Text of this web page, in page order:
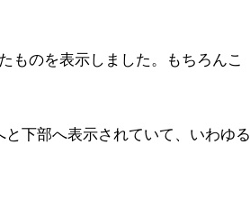
ものを表示しました。もちろんこ
下部へ表示されていて、いわゆる